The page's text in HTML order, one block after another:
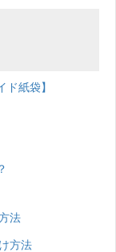
紙袋】
法
方法